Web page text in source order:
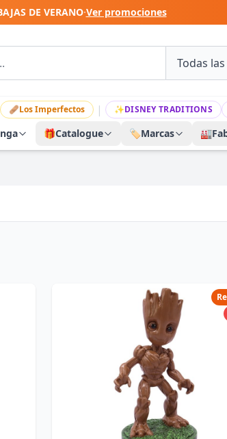
DE VERANO·Ver promociones
🩹Los Imperfectos | ✨DISNEY TRADITIONS
🎁Catalogue 🏷️Marcas 🏭